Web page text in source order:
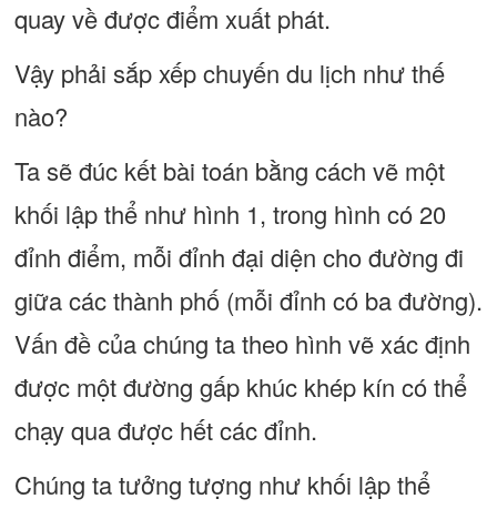
quay về được điểm xuất phát.
Vậy phải sắp xếp chuyến du lịch như thế
nào?
Ta sẽ đúc kết bài toán bằng cách vẽ một
khối lập thể như hình 1, trong hình có 20
đỉnh điểm, mỗi đỉnh đại diện cho đường đi
giữa các thành phố (mỗi đỉnh có ba đường).
Vấn đề của chúng ta theo hình vẽ xác định
được một đường gấp khúc khép kín có thể
chạy qua được hết các đỉnh.
Chúng ta tưởng tượng như khối lập thể